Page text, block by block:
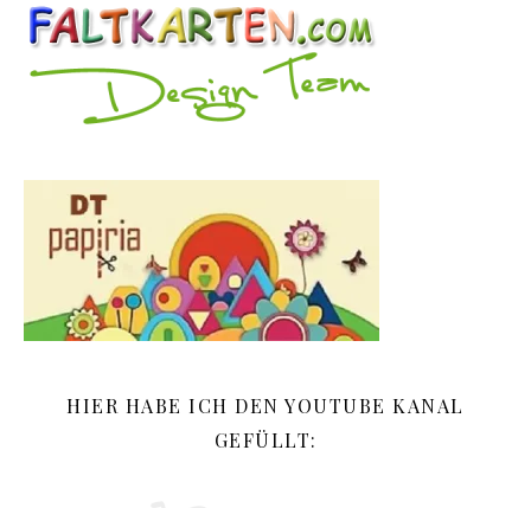
HIER HABE ICH DEN YOUTUBE KANAL
GEFÜLLT: